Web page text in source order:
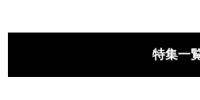
特集一